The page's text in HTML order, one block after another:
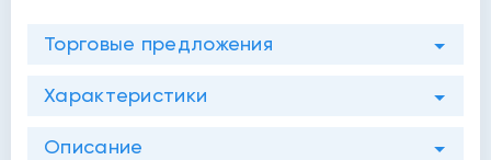
Торговые предложения
Характеристики
Описание